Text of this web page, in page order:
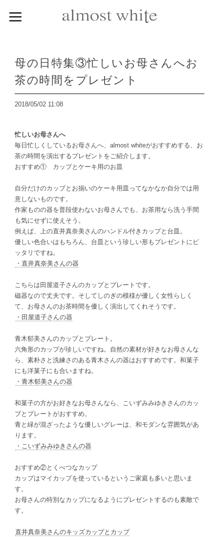
母の日特集③忙しいお母さんへお
茶の時間をプレゼント
2018/05/02 11:08
忙しいお母さんへ
毎日忙しくしているお母さんへ、almost whiteがおすすめする、お
茶の時間を演出するプレゼントをご紹介します。
おすすめ① カップとケーキ用のお皿
自分だけのカップとお揃いのケーキ用皿ってなかなか自分では用
意しないものです。
作家ものの器を普段使わないお母さんでも、お茶用なら洗う手間
も気にせずに使えそう。
例えば、上の直井真奈美さんのハンドル付きカップと台皿。
優しい色合いはもちろん、台皿という珍しい形もプレゼントにピ
ッタリですね。
・直井真奈美さんの器
こちらは田屋道子さんのカップとプレートです。
磁器なので丈夫です。そしてしのぎの模様が優しく女性らしく
て、お母さんのお茶時間を優しく演出してくれそうです。
・田屋道子さんの器
青木郁美さんのカップとプレート。
六角形のカップが珍しいですね。自然の素材が好きなお母さんな
ら、素朴さと洗練さのある青木さんの器はおすすめです。和菓子
にも洋菓子にも合いますね。
・青木郁美さんの器
和菓子の方がお好きなお母さんなら、こいずみみゆきさんのカッ
プとプレートがおすすめ。
青と緑が混ざったような優しいグレーは、和モダンな雰囲気があ
ります。
・こいずみみゆきさんの器
おすすめ②とくべつなカップ
カップはマイカップを使っているというご家庭も多いと思いま
す。
お母さんの特別なカップになるようにプレゼントするのも素敵で
す。
直井真奈美さんのキッズカップとカップ